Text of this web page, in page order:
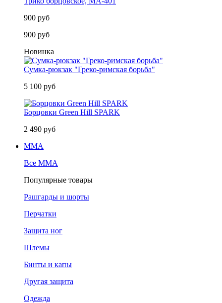
900 руб
900 руб
Новинка
Сумка-рюкзак "Греко-римская борьба"
5 100 руб
Борцовки Green Hill SPARK
2 490 руб
MMA
Все MMA
Популярные товары
Рашгарды и шорты
Перчатки
Защита ног
Шлемы
Бинты и капы
Другая защита
Одежда